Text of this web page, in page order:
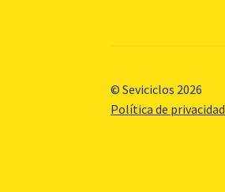
© Seviciclos 2026
Política de privacidad